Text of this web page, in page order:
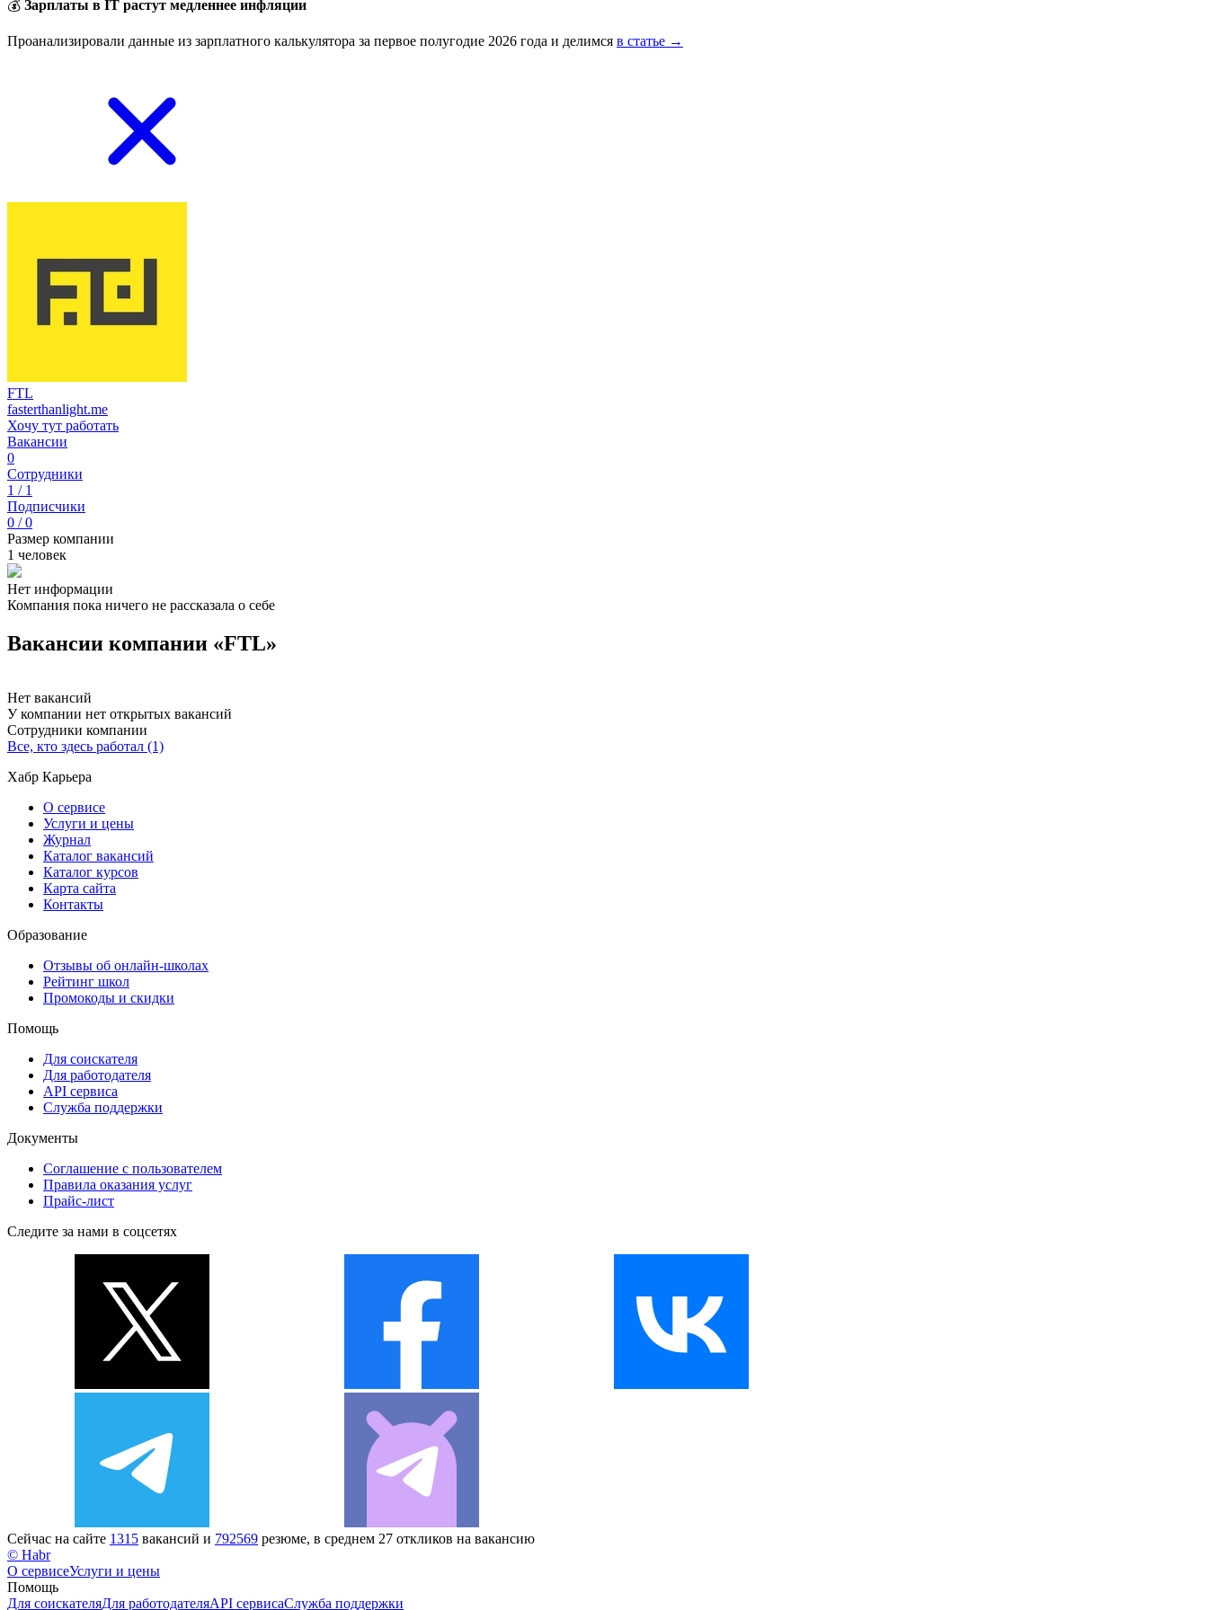
💰 Зарплаты в IT растут медленнее инфляции
Проанализировали данные из зарплатного калькулятора за первое полугодие 2026 года и делимся в статье →
FTL
fasterthanlight.me
Хочу тут работать
Вакансии
0
Сотрудники
1 / 1
Подписчики
0 / 0
Размер компании
1 человек
Нет информации
Компания пока ничего не рассказала о себе
Вакансии компании «FTL»
Нет вакансий
У компании нет открытых вакансий
Сотрудники компании
Все, кто здесь работал (1)
Хабр Карьера
О сервисе
Услуги и цены
Журнал
Каталог вакансий
Каталог курсов
Карта сайта
Контакты
Образование
Отзывы об онлайн-школах
Рейтинг школ
Промокоды и скидки
Помощь
Для соискателя
Для работодателя
API сервиса
Служба поддержки
Документы
Соглашение с пользователем
Правила оказания услуг
Прайс-лист
Следите за нами в соцсетях
Сейчас на сайте 1315 вакансий и 792569 резюме, в среднем 27 откликов на вакансию
© Habr
О сервисеУслуги и цены
Помощь
Для соискателяДля работодателяAPI сервисаСлужба поддержки